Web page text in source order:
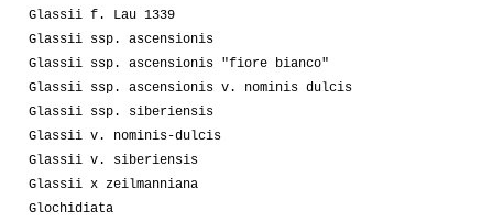
Glassii f. Lau 1339
Glassii ssp. ascensionis
Glassii ssp. ascensionis "fiore bianco"
Glassii ssp. ascensionis v. nominis dulcis
Glassii ssp. siberiensis
Glassii v. nominis-dulcis
Glassii v. siberiensis
Glassii x zeilmanniana
Glochidiata